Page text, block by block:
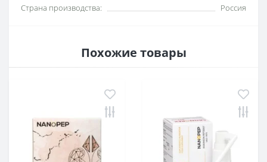
Страна производства:
Россия
Похожие товары